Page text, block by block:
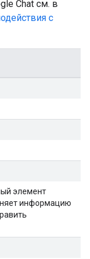
Chat см. в
с
элемент
информацию